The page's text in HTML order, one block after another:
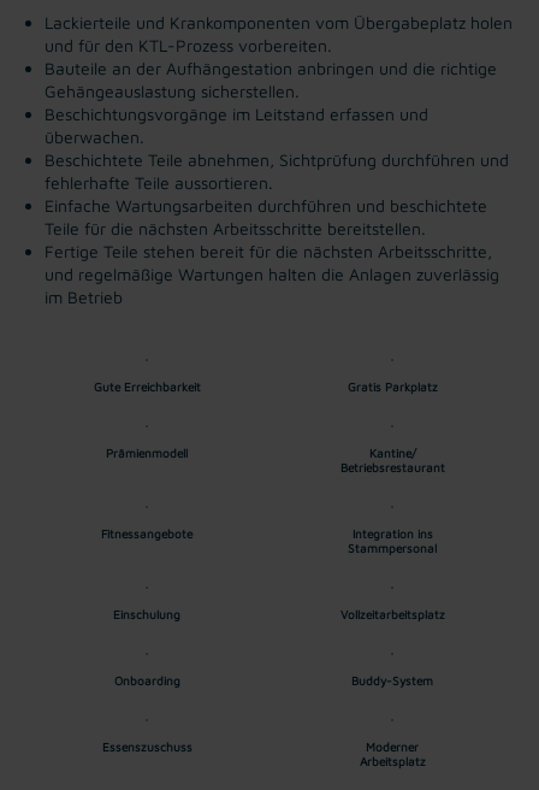
Lackierteile und Krankomponenten vom Übergabeplatz holen
und für den KTL-Prozess vorbereiten.
Bauteile an der Aufhängestation anbringen und die richtige
Gehängeauslastung sicherstellen.
Beschichtungsvorgänge im Leitstand erfassen und
überwachen.
Beschichtete Teile abnehmen, Sichtprüfung durchführen und
fehlerhafte Teile aussortieren.
Einfache Wartungsarbeiten durchführen und beschichtete
Teile für die nächsten Arbeitsschritte bereitstellen.
Fertige Teile stehen bereit für die nächsten Arbeitsschritte,
und regelmäßige Wartungen halten die Anlagen zuverlässig
im Betrieb
Gute Erreichbarkeit Gratis Parkplatz
Prämienmodell
Kantine/
Betriebsrestaurant
Fitnessangebote
Integration ins
Stammpersonal
Einschulung Vollzeitarbeitsplatz
Onboarding Buddy-System
Essenszuschuss
Moderner
Arbeitsplatz